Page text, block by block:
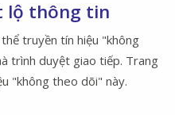
lộ thông tin
truyền tín hiệu "không
trình duyệt giao tiếp. Trang
"không theo dõi" này.